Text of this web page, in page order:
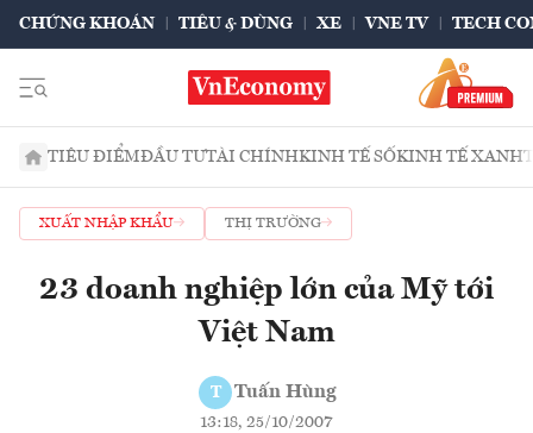
CHỨNG KHOÁN TIÊU & DÙNG XE VNE TV TECH
TIÊU ĐIỂMĐẦU TƯTÀI CHÍNHKINH TẾ SỐKINH TẾ XANH
XUẤT NHẬP KHẨU THỊ TRƯỜNG
23 doanh nghiệp lớn của Mỹ tới
Việt Nam
T Tuấn Hùng
13:18, 25/10/2007